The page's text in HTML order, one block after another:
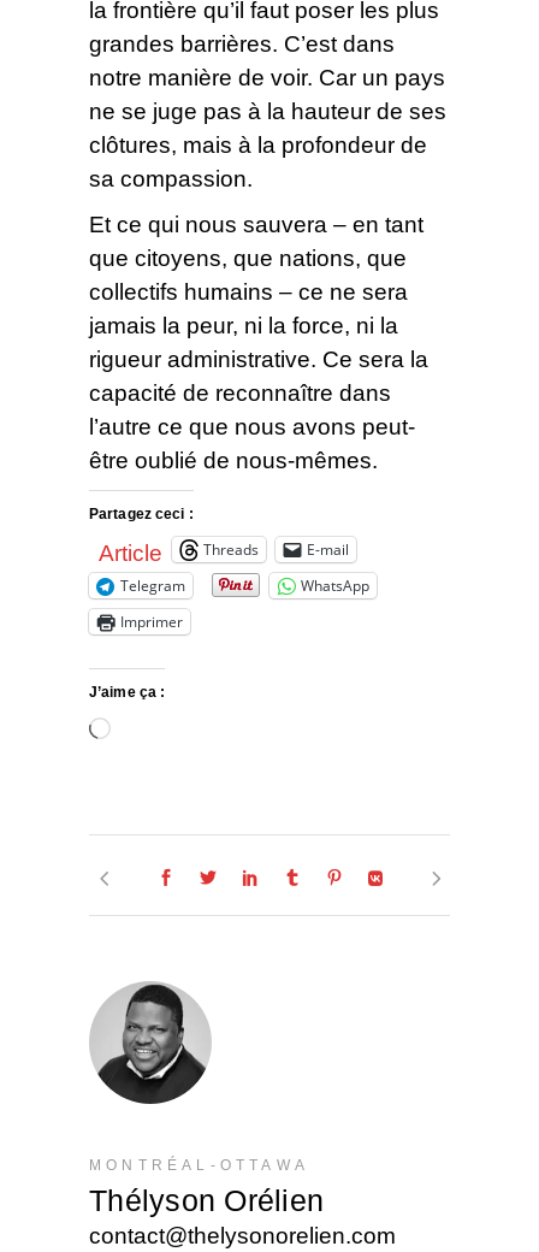
la frontière qu’il faut poser les plus
grandes barrières. C’est dans
notre manière de voir. Car un pays
ne se juge pas à la hauteur de ses
clôtures, mais à la profondeur de
sa compassion.
Et ce qui nous sauvera – en tant
que citoyens, que nations, que
collectifs humains – ce ne sera
jamais la peur, ni la force, ni la
rigueur administrative. Ce sera la
capacité de reconnaître dans
l’autre ce que nous avons peut-
être oublié de nous-mêmes.
Partagez ceci :
Article Threads
E-mail
Telegram
WhatsApp
Imprimer
J’aime ça :
Chargement…
MONTRÉAL-OTTAWA
Thélyson Orélien
contact@thelysonorelien.com